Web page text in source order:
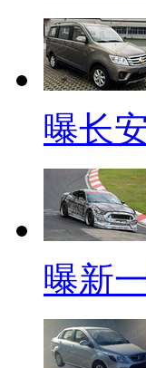
曝长
曝新